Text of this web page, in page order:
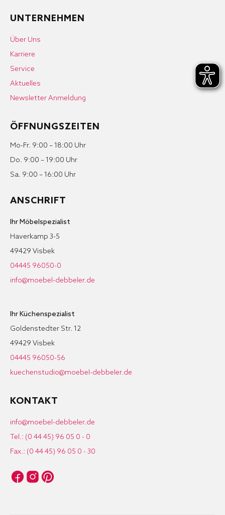
UNTERNEHMEN
Über Uns
Karriere
Service
Aktuelles
Newsletter Anmeldung
ÖFFNUNGSZEITEN
Mo-Fr. 9:00 – 18:00 Uhr
Do. 9:00 – 19:00 Uhr
Sa. 9:00 – 16:00 Uhr
ANSCHRIFT
Ihr Möbelspezialist
Haverkamp 3-5
49429 Visbek
04445 96050-0
info@moebel-debbeler.de
Ihr Küchenspezialist
Goldenstedter Str. 12
49429 Visbek
04445 96050-56
kuechenstudio@moebel-debbeler.de
KONTAKT
info@moebel-debbeler.de
Tel.: (0 44 45) 96 05 0 - 0
Fax.: (0 44 45) 96 05 0 - 30